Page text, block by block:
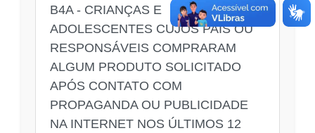
B4A - CRIANÇAS E
ADOLESCENTES CUJOS PAIS OU
RESPONSÁVEIS COMPRARAM
ALGUM PRODUTO SOLICITADO
APÓS CONTATO COM
PROPAGANDA OU PUBLICIDADE
NA INTERNET NOS ÚLTIMOS 12